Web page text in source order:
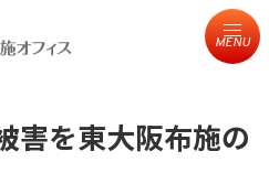
MENU
害を東大阪布施の